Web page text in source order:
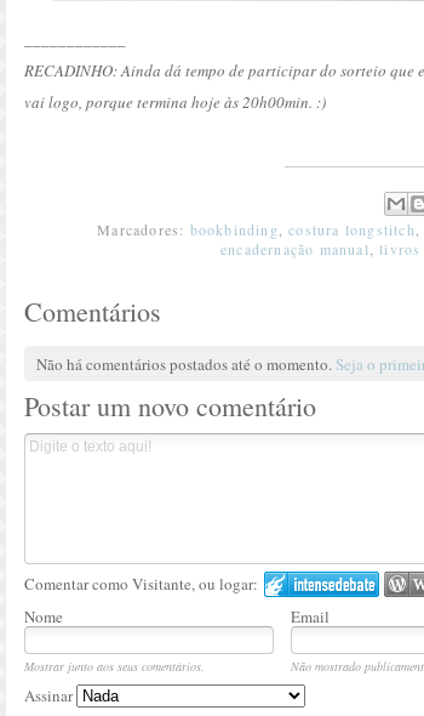
RECADINHO: Ainda dá tempo de participar do sorteio
vai logo, porque termina hoje às 20h00min. :)
Marcadores: bookbinding ,costura longstitch
encadernação manual
livros
Comentários
Não há comentários postados até o momento. Seja o
Postar um novo comentário
Comentar como Visitante, ou logar:
Nome
Email
Mostrar junto aos seus comentários. Não mostrado
Assinar